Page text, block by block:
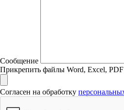
Сообщение
Прикрепить файлы Word, Excel, PDF
Согласен на обработку